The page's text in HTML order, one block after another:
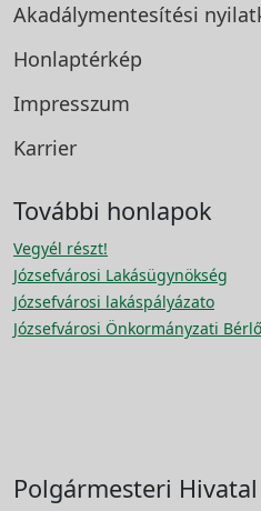
Akadálymentesítési
Honlaptérkép
Impresszum
Karrier
További honlapok
Vegyél részt!
Józsefvárosi Lakásügynökség
Józsefvárosi lakáspályázato
Józsefvárosi Önkormányzati
Polgármesteri Hivatal